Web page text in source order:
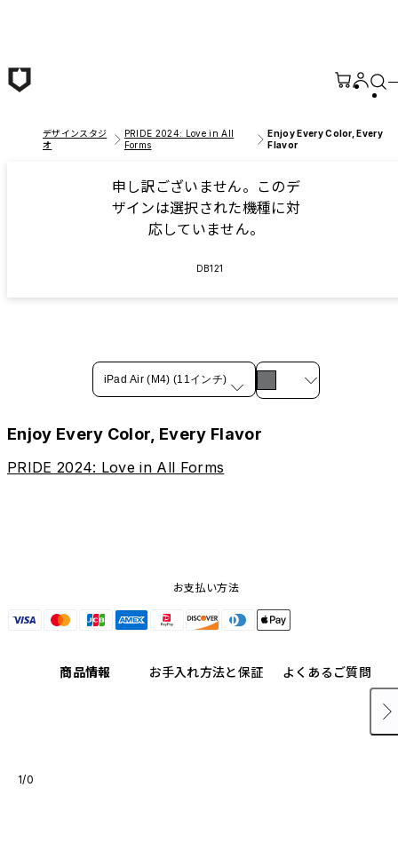
デザインスタジ
オ
PRIDE 2024: Love in All
Forms
Enjoy Every Color, Every
Flavor
申し訳ございません。このデ
ザインは選択された機種に対
応していません。
DB121
iPad Air (M4) (11インチ)
Enjoy Every Color, Every Flavor
PRIDE 2024: Love in All Forms
お支払い方法
商品情報 お手入れ方法と保証 よくあるご質問
1/0